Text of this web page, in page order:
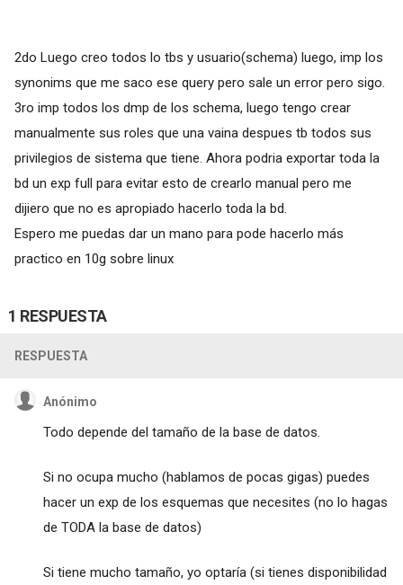
2do Luego creo todos lo tbs y usuario(schema) luego, imp los
synonims que me saco ese query pero sale un error pero sigo.
3ro imp todos los dmp de los schema, luego tengo crear
manualmente sus roles que una vaina despues tb todos sus
privilegios de sistema que tiene. Ahora podria exportar toda la
bd un exp full para evitar esto de crearlo manual pero me
dijiero que no es apropiado hacerlo toda la bd.
Espero me puedas dar un mano para pode hacerlo más
practico en 10g sobre linux
1 RESPUESTA
RESPUESTA
Anónimo
Todo depende del tamaño de la base de datos.
Si no ocupa mucho (hablamos de pocas gigas) puedes
hacer un exp de los esquemas que necesites (no lo hagas
de TODA la base de datos)
Si tiene mucho tamaño, yo optaría (si tienes disponibilidad